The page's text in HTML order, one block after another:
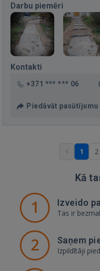
Darbu piemēri
Kontakti
+371 *** *** 06
Piedāvāt pasūtījumu
1 2
Kā
1 Izveido
Tas ir
2 Saņem
Izpildītāji